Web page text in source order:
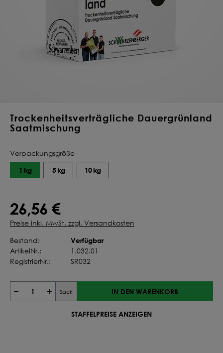
Trockenheitsverträgliche Dauergrünland
Saatmischung
Verpackungsgröße
1 kg 5 kg 10 kg
26,56 €
Preise inkl. MwSt. zzgl. Versandkosten
Bestand:
Verfügbar
ArtikelNr.:
1.032.01
RegistrierNr.:
SR032
Sack IN DEN WARENKORB
STAFFELPREISE ANZEIGEN
Deine Saat-
Mischung
konfigurieren
QUALITÄT VOM PROFI